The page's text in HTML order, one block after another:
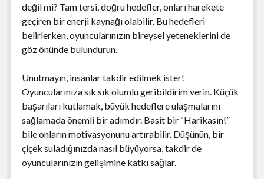
değil mi? Tam tersi, doğru hedefler, onları harekete
geçiren bir enerji kaynağı olabilir. Bu hedefleri
belirlerken, oyuncularınızın bireysel yeteneklerini de
göz önünde bulundurun.
Unutmayın, insanlar takdir edilmek ister!
Oyuncularınıza sık sık olumlu geribildirim verin. Küçük
başarıları kutlamak, büyük hedeflere ulaşmalarını
sağlamada önemli bir adımdır. Basit bir “Harikasın!”
bile onların motivasyonunu artırabilir. Düşünün, bir
çiçek suladığınızda nasıl büyüyorsa, takdir de
oyuncularınızın gelişimine katkı sağlar.